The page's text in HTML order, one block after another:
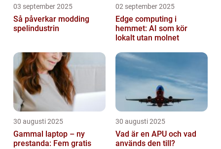
03 september 2025
Så påverkar modding
spelindustrin
02 september 2025
Edge computing i
hemmet: AI som kör
lokalt utan molnet
30 augusti 2025
Gammal laptop – ny
prestanda: Fem gratis
30 augusti 2025
Vad är en APU och vad
används den till?